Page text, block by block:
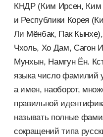
КНДР (Ким Ирсен, Ким
и Республики Корея
Ли Мёнбак, Пак
Чхоль, Хо Дам, Сагон
Мунхын, Намгун Ён.
языка число фамилий
а имен, наоборот,
правильной
называть полные
сокращений типа